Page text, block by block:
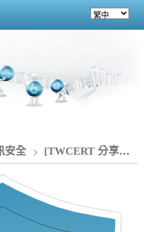
安全 [TWCERT 分享資安情資]_Fortinet 旗下 FortiVoice存在SQL注入漏洞(CVE-2025-58692)